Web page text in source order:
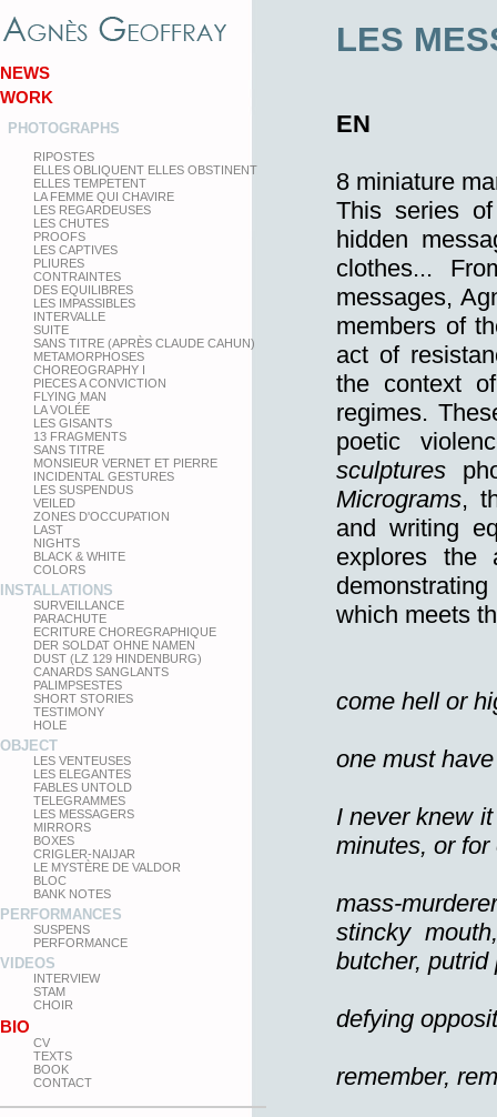
NEWS
WORK
PHOTOGRAPHS
RIPOSTES
ELLES OBLIQUENT ELLES OBSTINENT
ELLES TEMPETENT
LA FEMME QUI CHAVIRE
LES REGARDEUSES
LES CHUTES
PROOFS
LES CAPTIVES
PLIURES
CONTRAINTES
DES EQUILIBRES
LES IMPASSIBLES
INTERVALLE
SUITE
SANS TITRE (APRÈS CLAUDE CAHUN)
METAMORPHOSES
CHOREOGRAPHY I
PIECES A CONVICTION
FLYING MAN
LA VOLÉE
LES GISANTS
13 FRAGMENTS
SANS TITRE
MONSIEUR VERNET ET PIERRE
INCIDENTAL GESTURES
LES SUSPENDUS
VEILED
ZONES D'OCCUPATION
LAST
NIGHTS
BLACK & WHITE
COLORS
INSTALLATIONS
SURVEILLANCE
PARACHUTE
ECRITURE CHOREGRAPHIQUE
DER SOLDAT OHNE NAMEN
DUST (LZ 129 HINDENBURG)
CANARDS SANGLANTS
PALIMPSESTES
SHORT STORIES
TESTIMONY
HOLE
OBJECT
LES VENTEUSES
LES ELEGANTES
FABLES UNTOLD
TELEGRAMMES
LES MESSAGERS
MIRRORS
BOXES
CRIGLER-NAIJAR
LE MYSTÈRE DE VALDOR
BLOC
BANK NOTES
PERFORMANCES
SUSPENS
PERFORMANCE
VIDEOS
INTERVIEW
STAM
CHOIR
BIO
CV
TEXTS
BOOK
CONTACT
LES
EN
8 miniature
This series
hidden
clothes...
messages,
members of
act of
the context
regimes.
poetic
sculptures
Micrograms,
and writing
explores the
which meets
come hell or
one must
I never knew
minutes, or for
mass-
stincky
butcher,
defying
remember,